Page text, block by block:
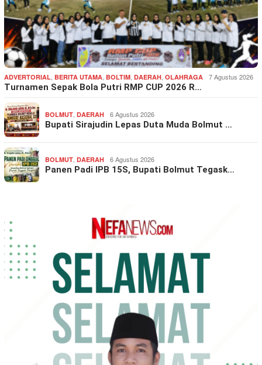
ADVERTORIAL, BERITA UTAMA, BOLTIM, DAERAH, OLAHRAGA 7 Agustus 2026
Turnamen Sepak Bola Putri RMP CUP 2026 R…
BOLMUT, DAERAH 6 Agustus 2026
Bupati Sirajudin Lepas Duta Muda Bolmut …
BOLMUT, DAERAH 6 Agustus 2026
Panen Padi IPB 15S, Bupati Bolmut Tegask…